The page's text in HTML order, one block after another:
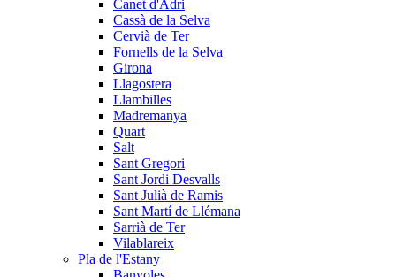
Canet d'Adri
Cassà de la Selva
Cervià de Ter
Fornells de la Selva
Girona
Llagostera
Llambilles
Madremanya
Quart
Salt
Sant Gregori
Sant Jordi Desvalls
Sant Julià de Ramis
Sant Martí de Llémana
Sarrià de Ter
Vilablareix
Pla de l'Estany